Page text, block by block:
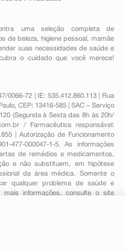
uma seleção completa de
de beleza, higiene pessoal ,mamãe
suas necessidades de saúde e
o cuidado que você merece!
0066-72 | IE: 535.412.860.113 | Rua
CEP: 13416-585 | SAC – Serviço
(Segunda à Sexta das 8h às 20h/
/ Farmacêutica responsável:
| Autorização de Funcionamento
477-000047-1-5. As informações
de remédios e medicamentos,
e não substituem, em hipótese
da área médica. Somente o
qualquer problema de saúde e
informações, consulte o site